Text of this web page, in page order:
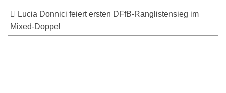
Lucia Donnici feiert ersten DFfB-Ranglistensieg im
Mixed-Doppel